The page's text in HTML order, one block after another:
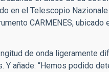
en el Telescopio
CARMENES,
de onda ligeramente
Y añade: “Hemos podido